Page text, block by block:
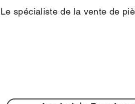
Le spécialiste de la vente de